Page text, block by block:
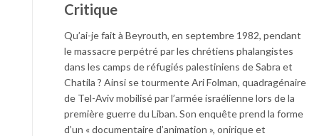
Critique
Qu’ai-je fait à Beyrouth, en septembre 1982, pendant
le massacre perpétré par les chrétiens phalangistes
dans les camps de réfugiés palestiniens de Sabra et
Chatila ? Ainsi se tourmente Ari Folman, quadragénaire
de Tel-Aviv mobilisé par l’armée israélienne lors de la
première guerre du Liban. Son enquête prend la forme
d’un « documentaire d’animation », onirique et